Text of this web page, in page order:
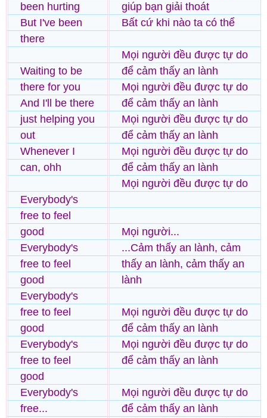
been hurting
But I've been
there
Waiting to be
there for you
And I'll be there
just helping you
out
Whenever I
can, ohh
Everybody's
free to feel
good
Everybody's
free to feel
good
Everybody's
free to feel
good
Everybody's
free to feel
good
Everybody's
free...
giúp bạn giải thoát
Bất cứ khi nào ta có thể
Mọi người đều được tự do
để cảm thấy an lành
Mọi người đều được tự do
để cảm thấy an lành
Mọi người đều được tự do
để cảm thấy an lành
Mọi người đều được tự do
để cảm thấy an lành
Mọi người đều được tự do
Mọi người...
...Cảm thấy an lành, cảm
thấy an lành, cảm thấy an
lành
Mọi người đều được tự do
để cảm thấy an lành
Mọi người đều được tự do
để cảm thấy an lành
Mọi người đều được tự do
để cảm thấy an lành